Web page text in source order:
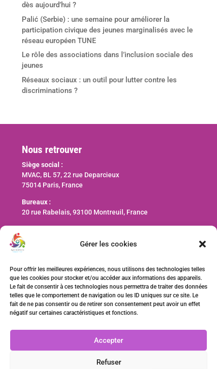
Gérer les cookies
Pour offrir les meilleures expériences, nous utilisons des technologies telles
que les cookies pour stocker et/ou accéder aux informations des appareils.
Le fait de consentir à ces technologies nous permettra de traiter des données
telles que le comportement de navigation ou les ID uniques sur ce site. Le
fait de ne pas consentir ou de retirer son consentement peut avoir un effet
négatif sur certaines caractéristiques et fonctions.
Accepter
Refuser
dès aujourd’hui ?
Palić (Serbie) : une semaine pour améliorer la
participation civique des jeunes marginalisés avec le
réseau européen TUNE
Le rôle des associations dans l’inclusion sociale des
jeunes
Réseaux sociaux : un outil pour lutter contre les
discriminations ?
Nous retrouver
Siège social :
MVAC, BL 57, 22 rue Deparcieux
75014 Paris, France
Bureaux :
20 rue Rabelais, 93100 Montreuil, France
Nous contacter
Faire un don